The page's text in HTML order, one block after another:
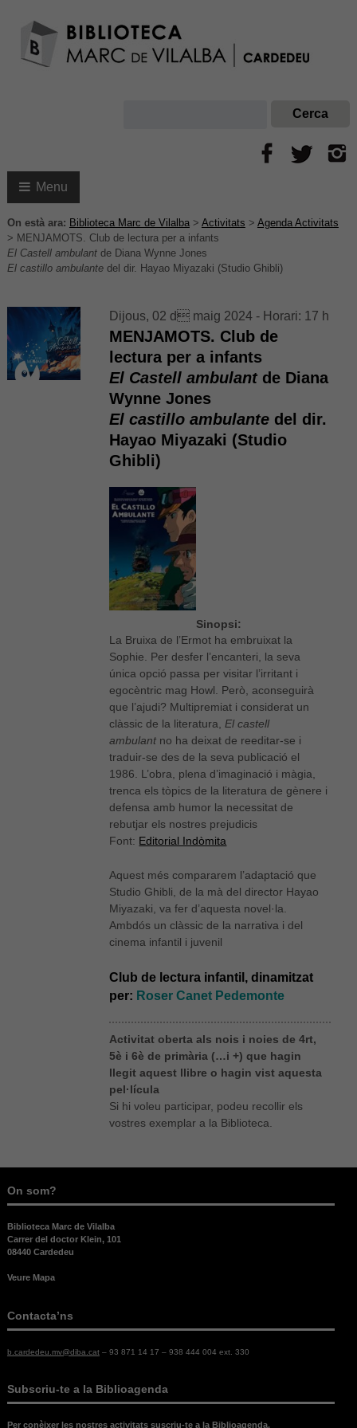
Menu
On està ara: Biblioteca Marc de Vilalba> Activitats > Agenda Activitats
> MENJAMOTS. Club de lectura per a infants
El Castell ambulantde Diana Wynne Jones
El castillo ambulantedel dir. Hayao Miyazaki (Studio Ghibli)
Dijous, 02 d maig 2024 - Horari: 17 h
MENJAMOTS. Club de
lectura per a infants
El Castell ambulantde Diana
Wynne Jones
El castillo ambulante del dir.
Hayao Miyazaki (Studio
Ghibli)
Sinopsi:
La Bruixa de l’Ermot ha embruixat la
Sophie. Per desfer l’encanteri, la seva
única opció passa per visitar l’irritant i
egocèntric mag Howl. Però, aconseguirà
que l’ajudi? Multipremiat i considerat un
clàssic de la literatura,El castell
ambulant no ha deixat de reeditar-se i
traduir-se des de la seva publicació el
1986. L’obra, plena d’imaginació i màgia,
trenca els tòpics de la literatura de gènere i
defensa amb humor la necessitat de
rebutjar els nostres prejudicis
Font: Editorial Indòmita
Aquest més compararem l’adaptació que
Studio Ghibli, de la mà del director Hayao
Miyazaki, va fer d’aquesta novel·la.
Ambdós un clàssic de la narrativa i del
cinema infantil i juvenil
Club de lectura infantil, dinamitzat
per: Roser Canet Pedemonte
Activitat oberta als nois i noies de 4rt,
5è i 6è de primària (…i +) que hagin
llegit aquest llibre o hagin vist aquesta
pel·lícula
Si hi voleu participar, podeu recollir els
vostres exemplar a la Biblioteca.
On som?
Biblioteca Marc de Vilalba
Carrer del doctor Klein, 101
08440 Cardedeu
Veure Mapa
Contacta’ns
b.cardedeu.mv@diba.cat– 93 871 14 17 – 938 444 004 ext. 330
Subscriu-te a la Biblioagenda
Per conèixer les nostres activitats suscriu-te a la Biblioagenda.
web.
necessitem